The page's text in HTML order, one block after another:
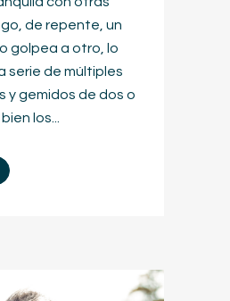
de repente, un
golpea a otro, lo
serie de múltiples
y gemidos de dos o
los...